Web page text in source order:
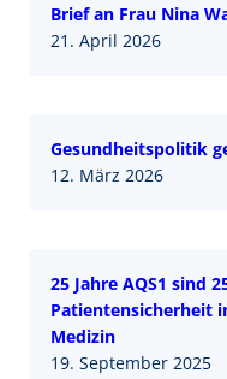
Brief an Frau Nina
21. April 2026
Gesundheitspolitik
12. März 2026
25 Jahre AQS1 sind
Patientensicherheit
Medizin
19. September 2025